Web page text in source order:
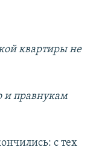
квартиры не
и правнукам
с тех